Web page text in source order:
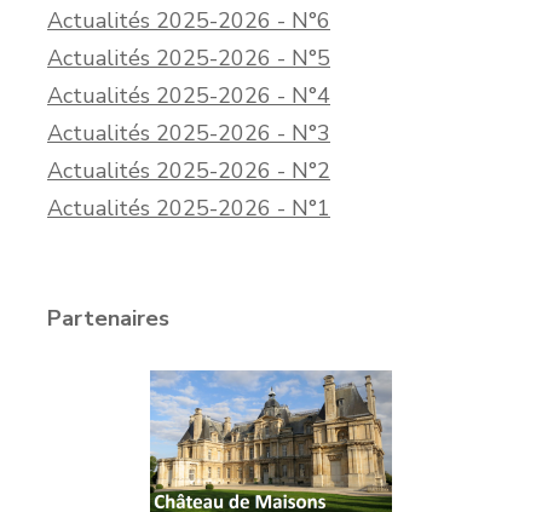
Actualités 2025-2026 - N°6
Actualités 2025-2026 - N°5
Actualités 2025-2026 - N°4
Actualités 2025-2026 - N°3
Actualités 2025-2026 - N°2
Actualités 2025-2026 - N°1
Partenaires